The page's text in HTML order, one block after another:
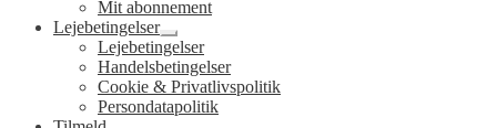
Mit abonnement
Lejebetingelser
Udfold
undermenu
Lejebetingelser
Handelsbetingelser
Cookie & Privatlivspolitik
Persondatapolitik